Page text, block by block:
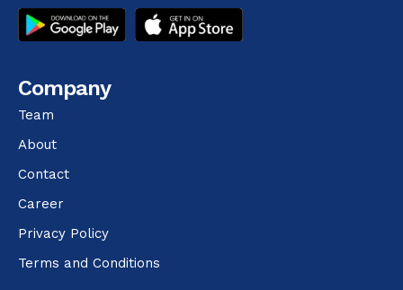
Company
Team
About
Contact
Career
Privacy Policy
Terms and Conditions